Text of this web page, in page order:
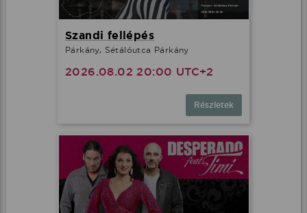
Szandi fellépés
Párkány, Sétálóutca Párkány
2026.08.02 20:00 UTC+2
Részletek